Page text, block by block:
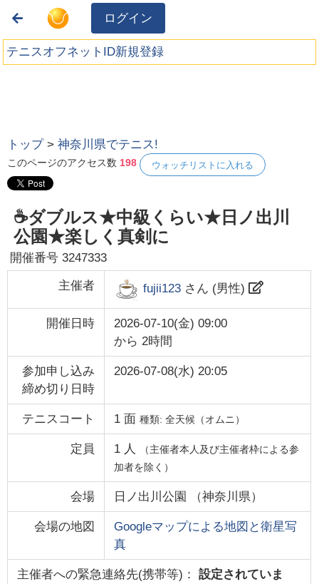
ログイン
テニスオフネットID新規登録
トップ >神奈川県でテニス!
このページのアクセス数 198 ウォッチリストに入れる
☕ダブルス★中級くらい★日ノ出川
公園★楽しく真剣に
開催番号3247333
主催者 fujii123さん (男性)
開催日時
2026-07-10(金) 09:00
から 2時間
参加申し込み
締め切り日時
2026-07-08(水) 20:05
テニスコート 1面 種類: 全天候（オムニ）
定員 1 人
（主催者本人及び主催者枠による参
加者を除く）
会場 日ノ出川公園 （神奈川県）
会場の地図
Googleマップによる地図と衛星写
真
主催者への緊急連絡先(携帯等)： 設定されていま